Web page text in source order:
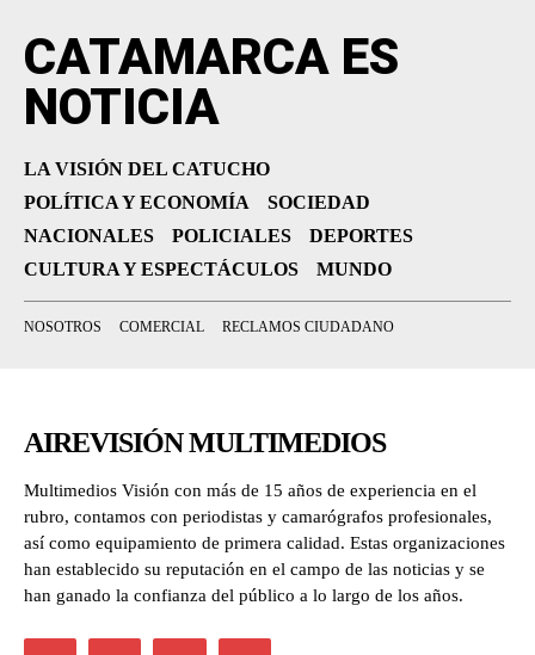
CATAMARCA ES
NOTICIA
LA VISIÓN DEL CATUCHO
POLÍTICA Y ECONOMÍA
SOCIEDAD
NACIONALES
POLICIALES
DEPORTES
CULTURA Y ESPECTÁCULOS
MUNDO
NOSOTROS COMERCIAL RECLAMOS CIUDADANO
AIREVISIÓN MULTIMEDIOS
Multimedios Visión con más de 15 años de experiencia en el
rubro, contamos con periodistas y camarógrafos profesionales,
así como equipamiento de primera calidad. Estas organizaciones
han establecido su reputación en el campo de las noticias y se
han ganado la confianza del público a lo largo de los años.